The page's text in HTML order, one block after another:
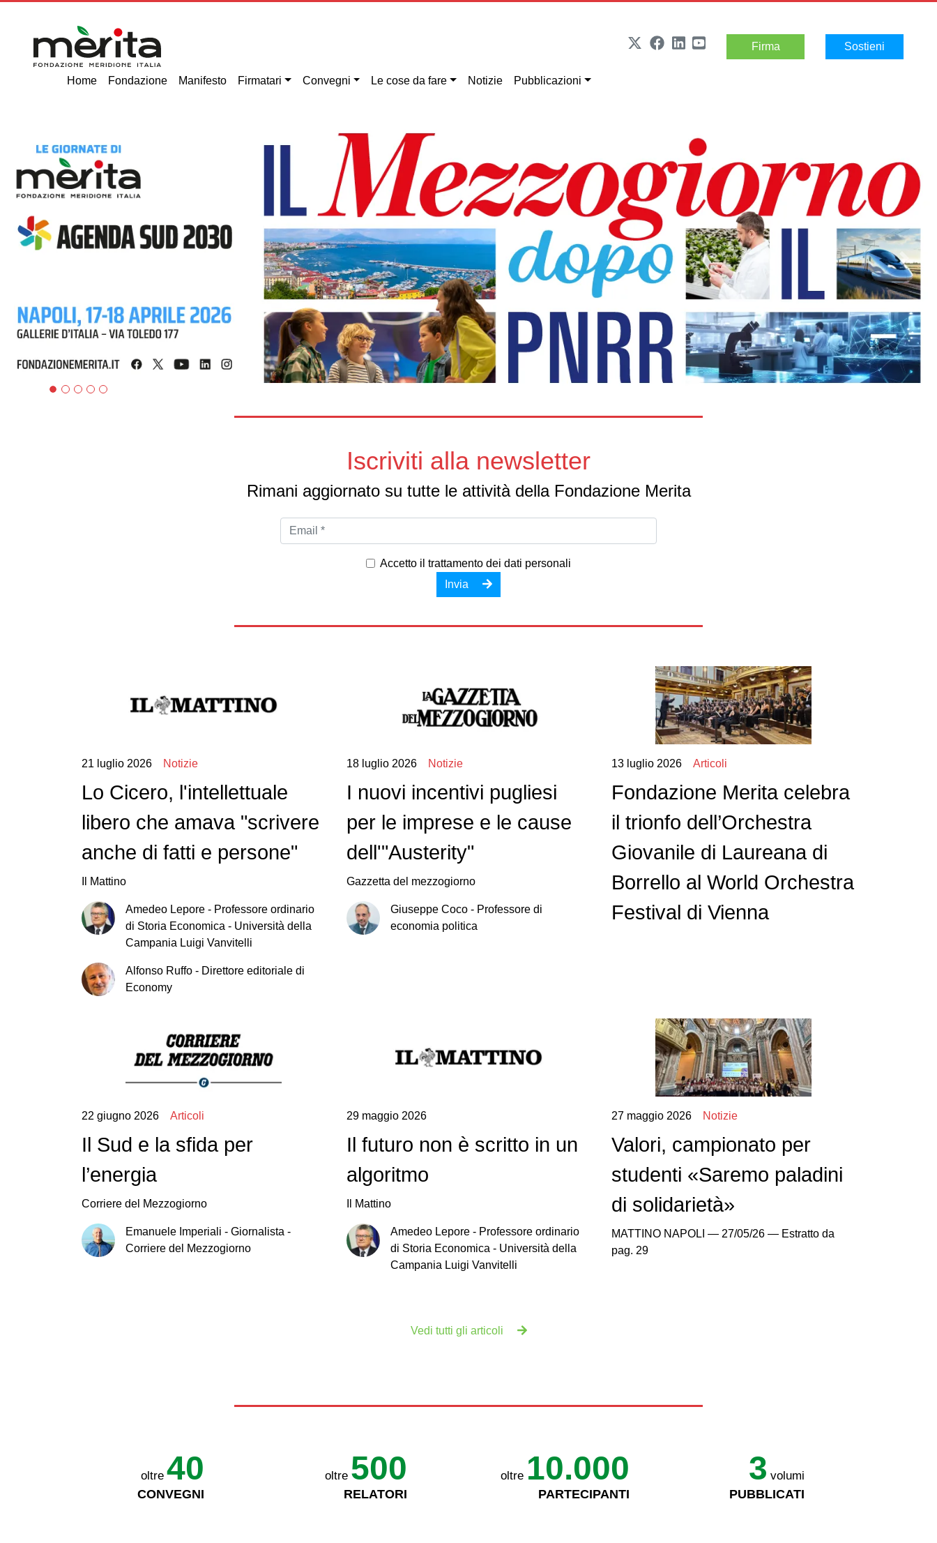
Firma Sostieni
Home Fondazione Manifesto Firmatari Convegni Le cose da fare Notizie Pubblicazioni
Next
Iscriviti alla newsletter
Rimani aggiornato su tutte le attività della Fondazione Merita
Accetto il trattamento dei dati personali
Invia
21 luglio 2026 Notizie
Lo Cicero, l'intellettuale
libero che amava "scrivere
anche di fatti e persone"
Il Mattino
Amedeo Lepore - Professore ordinario
di Storia Economica - Università della
Campania Luigi Vanvitelli
Alfonso Ruffo - Direttore editoriale di
Economy
18 luglio 2026 Notizie
I nuovi incentivi pugliesi
per le imprese e le cause
dell'"Austerity"
Gazzetta del mezzogiorno
Giuseppe Coco - Professore di
economia politica
13 luglio 2026 Articoli
Fondazione Merita celebra
il trionfo dell’Orchestra
Giovanile di Laureana di
Borrello al World Orchestra
Festival di Vienna
22 giugno 2026 Articoli
Il Sud e la sfida per
l’energia
Corriere del Mezzogiorno
Emanuele Imperiali -Giornalista -
Corriere del Mezzogiorno
29 maggio 2026
Il futuro non è scritto in un
algoritmo
Il Mattino
Amedeo Lepore - Professore ordinario
di Storia Economica - Università della
Campania Luigi Vanvitelli
27 maggio 2026 Notizie
Valori, campionato per
studenti «Saremo paladini
di solidarietà»
MATTINO NAPOLI — 27/05/26 — Estratto da
pag. 29
Vedi tutti gli articoli
oltre 40
CONVEGNI
oltre 500
RELATORI
oltre 10.000
PARTECIPANTI
3 volumi
PUBBLICATI